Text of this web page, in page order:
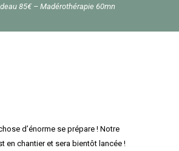
85€ – Madérothérapie 60mn
d’énorme se prépare ! Notre
en chantier et sera bientôt lancée !